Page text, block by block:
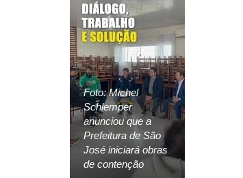
Foto: Michel
Schlemper
anunciou que a
Prefeitura de São
José iniciará obras
de contenção